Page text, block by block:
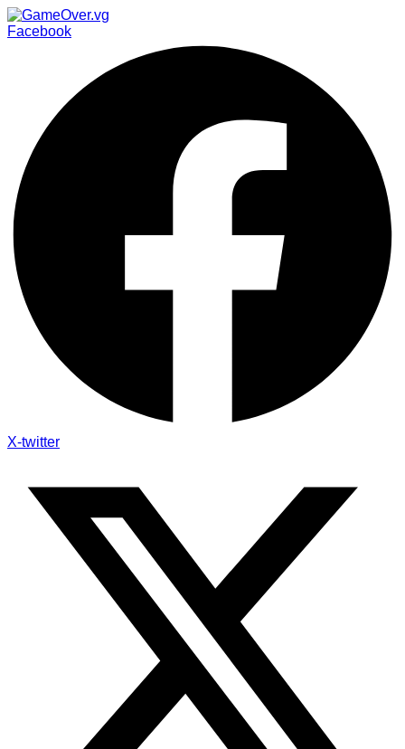
Facebook
X-twitter